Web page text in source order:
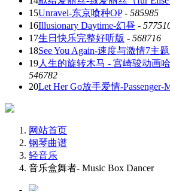
15Unravel-东京喰种OP- 585985
16Illusionary Daytime-幻昼 -
17生日快乐完整好听版 - 568716
18See You Again-速度与激情7主
19人生的旋转木马 - 宫崎骏动画
546782
20Let Her Go放手爱情-Passenger-
网站首页
钢琴曲谱
轻音乐
音乐盒舞者- Music Box Dancer